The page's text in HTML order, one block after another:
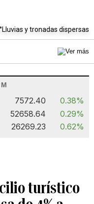
Lluvias y tronadas dispersas
7572.40
0.38%
52658.64
0.29%
26269.23 0.62%
turístico